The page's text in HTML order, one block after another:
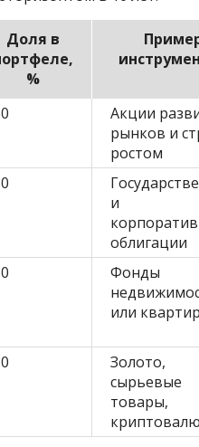
Доля в
%
Акции
рынков и
ростом
и
облигации
Фонды
или
Золото,
сырьевые
товары,